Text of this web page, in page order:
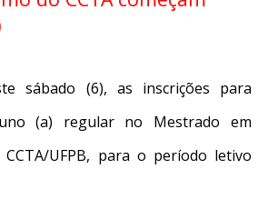
sábado (6), as inscrições para
(a) regular no Mestrado em
UFPB, para o período letivo